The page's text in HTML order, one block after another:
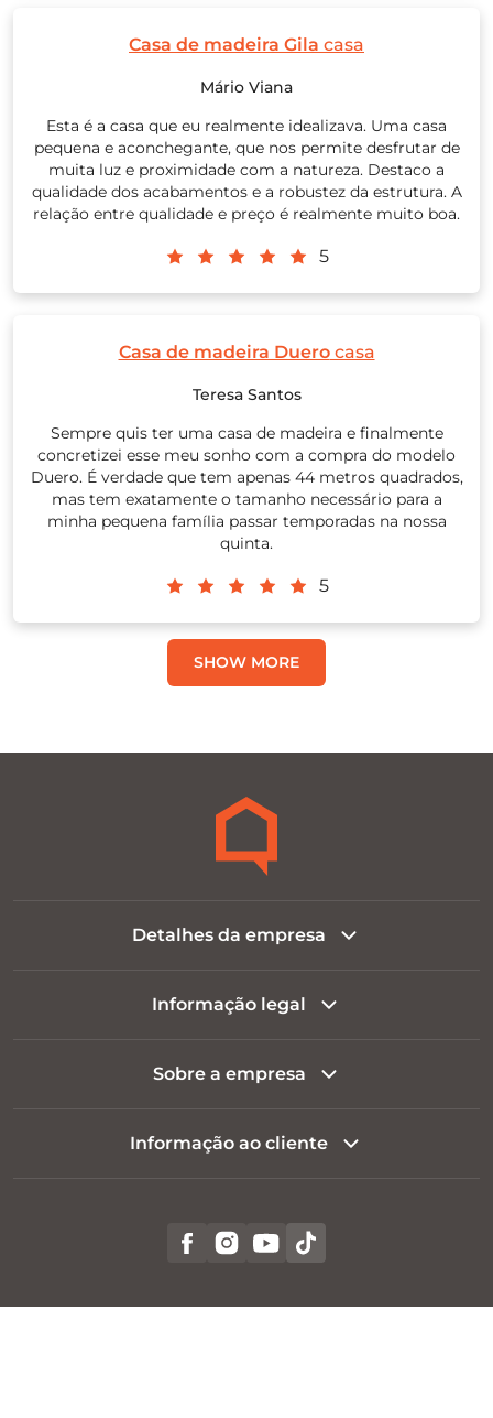
Casa de madeira Gila casa
Mário Viana
Esta é a casa que eu realmente idealizava. Uma casa
pequena e aconchegante, que nos permite desfrutar de
muita luz e proximidade com a natureza. Destaco a
qualidade dos acabamentos e a robustez da estrutura. A
relação entre qualidade e preço é realmente muito boa.
5
Casa de madeira Duerocasa
Teresa Santos
Sempre quis ter uma casa de madeira e finalmente
concretizei esse meu sonho com a compra do modelo
Duero. É verdade que tem apenas 44 metros quadrados,
mas tem exatamente o tamanho necessário para a
minha pequena família passar temporadas na nossa
quinta.
5
SHOW MORE
Detalhes da empresa
Informação legal
Sobre a empresa
Informação ao cliente